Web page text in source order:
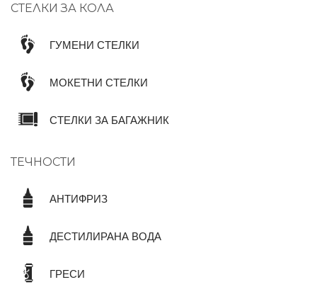
СТЕЛКИ ЗА КОЛА
ГУМЕНИ СТЕЛКИ
МОКЕТНИ СТЕЛКИ
СТЕЛКИ ЗА БАГАЖНИК
ТЕЧНОСТИ
АНТИФРИЗ
ДЕСТИЛИРАНА ВОДА
ГРЕСИ